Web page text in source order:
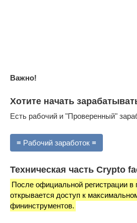
Важно!
Хотите начать
Есть рабочий и "Проверенный"
≡ Рабочий заработок ≡
Техническая часть Crypto
После официальной регистрации в
открывается доступ к
фининструментов.